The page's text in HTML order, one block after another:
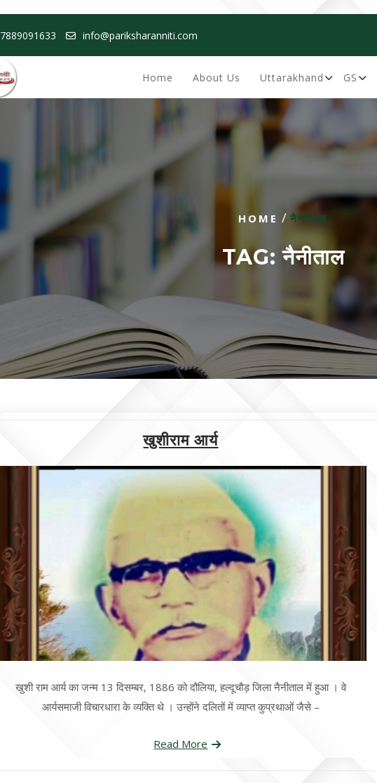
7889091633 info@pariksharanniti.com
Home About Us Uttarakhand GS
HOME / नैनीताल
TAG:नैनीताल
खुशीराम आर्य
खुशी राम आर्य का जन्म 13 दिसम्बर, 1886 को दौलिया, हल्दूचौड़ जिला नैनीताल में हुआ । वे
आर्यसमाजी विचारधारा के व्यक्ति थे । उन्होंने दलितों में व्याप्त कुप्रथाओं जैसे –
Read More